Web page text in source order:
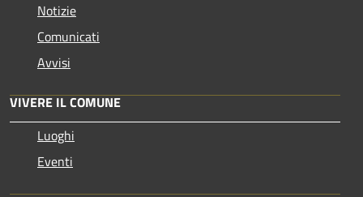
Notizie
Comunicati
Avvisi
VIVERE IL COMUNE
Luoghi
Eventi